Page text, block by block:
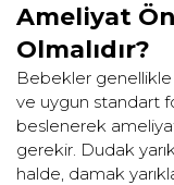
Ameliyat
Olmalıdır?
Bebekler genellikle
ve uygun standart
beslenerek ameliyat
gerekir. Dudak
halde, damak